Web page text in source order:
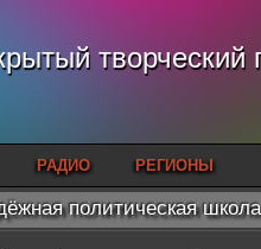
творческий
РАДИО РЕГИОНЫ
политическая